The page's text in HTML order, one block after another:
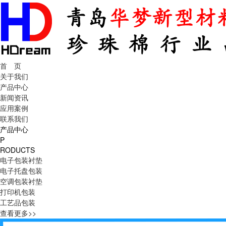
首 页
关于我们
产品中心
新闻资讯
应用案例
联系我们
产品中心
P
RODUCTS
电子包装衬垫
电子托盘包装
空调包装衬垫
打印机包装
工艺品包装
查看更多>>